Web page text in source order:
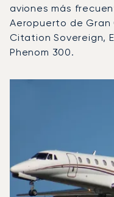
aviones más
Aeropuerto de Gran
Citation Sovereign,
Phenom 300.